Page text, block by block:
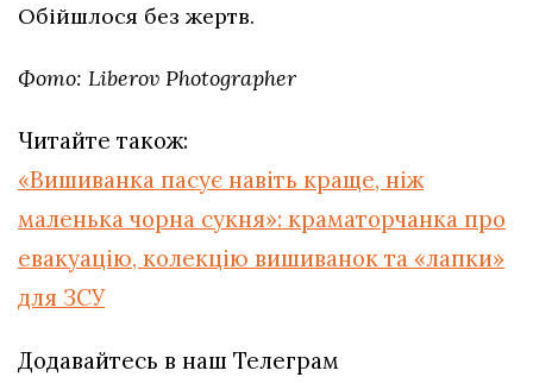
Обійшлося без жертв.
Фото: Liberov Photographer
Читайте також:
«Вишиванка пасує навіть краще, ніж
маленька чорна сукня»: краматорчанка про
евакуацію, колекцію вишиванок та «лапки»
для ЗСУ
Додавайтесь в наш Телеграм